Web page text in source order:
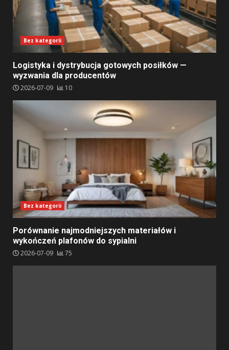
Bez kategorii
Logistyka i dystrybucja gotowych posiłków —
wyzwania dla producentów
2026-07-09 10
Bez kategorii
Porównanie najmodniejszych materiałów i
wykończeń plafonów do sypialni
2026-07-09 75